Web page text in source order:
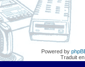
Powered by
Traduit